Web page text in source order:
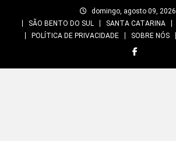
domingo, agosto 09, 2026
SÃO BENTO DO SUL
SANTA CATARINA
POLÍTICA DE PRIVACIDADE
SOBRE NÓS